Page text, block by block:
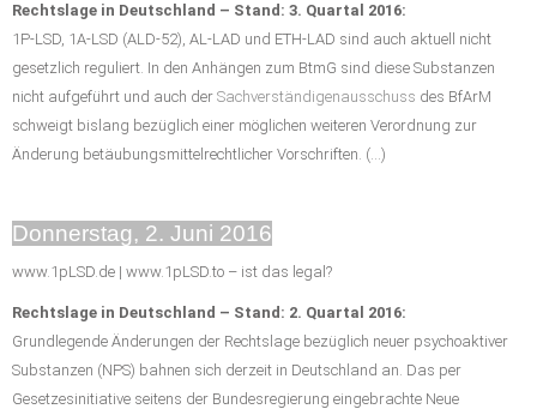
Rechtslage in Deutschland – Stand: 3. Quartal 2016:
1P-LSD, 1A-LSD (ALD-52), AL-LAD und ETH-LAD sind auch aktuell nicht
gesetzlich reguliert. In den Anhängen zum BtmG sind diese Substanzen
nicht aufgeführt und auch der Sachverständigenausschuss des BfArM
schweigt bislang bezüglich einer möglichen weiteren Verordnung zur
Änderung betäubungsmittelrechtlicher Vorschriften. (…)
Donnerstag, 2. Juni 2016
www.1pLSD.de | www.1pLSD.to – ist das legal?
Rechtslage in Deutschland – Stand: 2. Quartal 2016:
Grundlegende Änderungen der Rechtslage bezüglich neuer psychoaktiver
Substanzen (NPS) bahnen sich derzeit in Deutschland an. Das per
Gesetzesinitiative seitens der Bundesregierung eingebrachte Neue